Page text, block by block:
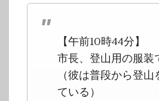
【午前10時44分】
市長、登山用の服装
（彼は普段から登山
ている）